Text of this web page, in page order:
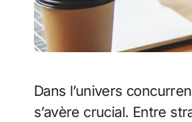
Dans l’univers
s’avère crucial. Entre